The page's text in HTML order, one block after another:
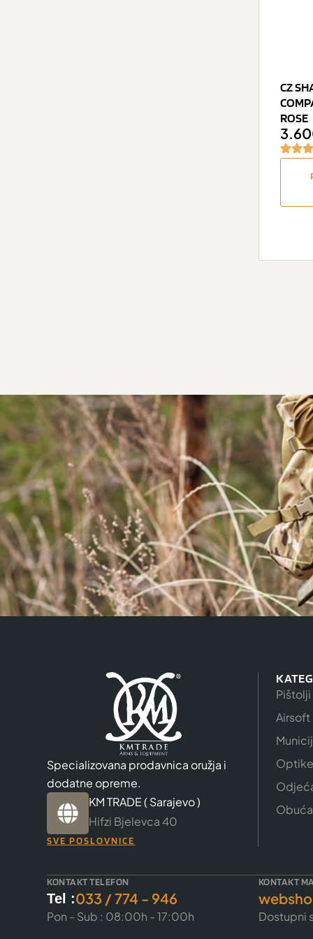
CZ
ROSE
Specializovana prodavnica oružja i
dodatne opreme.
KM TRADE ( Sarajevo )
Hifzi Bjelevca 40
SVE POSLOVNICE
Pištolji
Airsoft
Optike
Obuća
KONTAKT TELEFON
Tel :033 / 774 - 946
Pon - Sub : 08:00h - 17:00h
KONTAKT
Dostupni